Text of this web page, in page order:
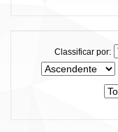
Classificar por: